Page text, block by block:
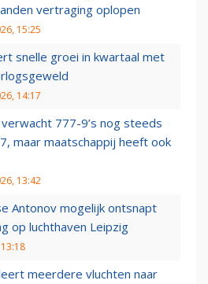
vertraging oplopen
15:25
snelle groei in kwartaal met
14:17
777-9’s nog steeds
maar maatschappij heeft ook
13:42
Antonov mogelijk ontsnapt
op luchthaven Leipzig
meerdere vluchten naar